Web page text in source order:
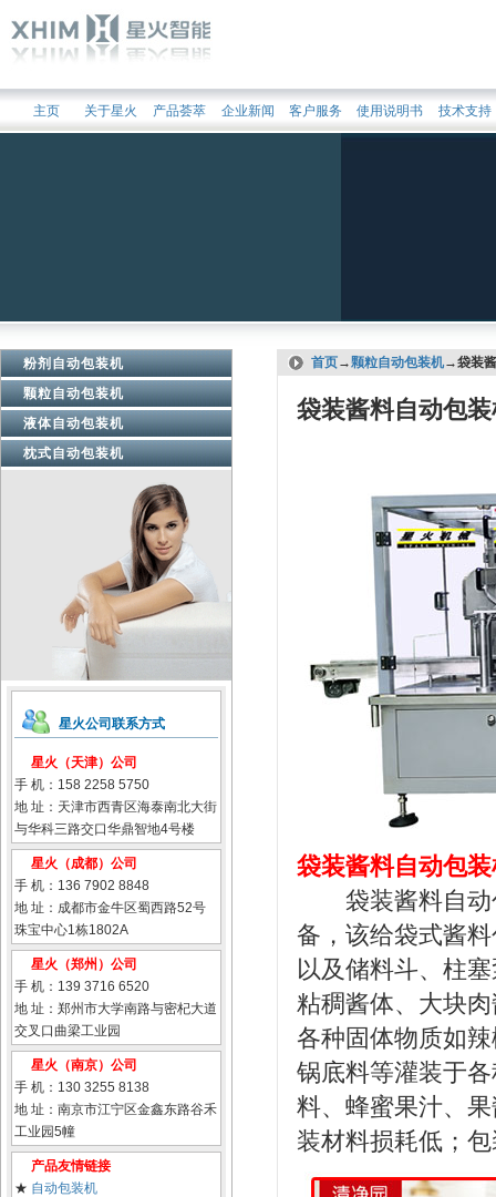
主页 关于星火 产品荟萃 企业新闻 客户服务 使用说明书 技术支持
粉剂自动包装机
颗粒自动包装机
液体自动包装机
枕式自动包装机
星火公司联系方式
星火（天津）公司
手 机：158 2258 5750
地 址：天津市西青区海泰南北大街
与华科三路交口华鼎智地4号楼
星火（成都）公司
手 机：136 7902 8848
地 址：成都市金牛区蜀西路52号
珠宝中心1栋1802A
星火（郑州）公司
手 机：139 3716 6520
地 址：郑州市大学南路与密杞大道
交叉口曲梁工业园
星火（南京）公司
手 机：130 3255 8138
地 址：南京市江宁区金鑫东路谷禾
工业园5幢
产品友情链接
★ 自动包装机
首页→颗粒自动包装机→袋装酱
袋装酱料自动包
袋装酱料自动包
袋装酱料自动
备，该给袋式酱
以及储料斗、柱
粘稠酱体、大块
各种固体物质如
锅底料等灌装于
料、蜂蜜果汁、
装材料损耗低；